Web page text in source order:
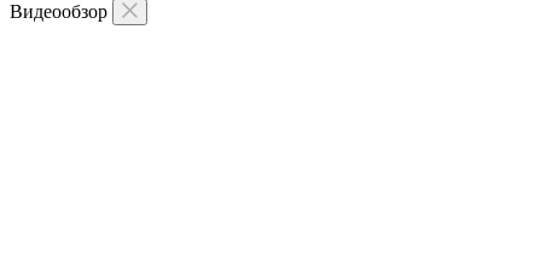
Видеообзор